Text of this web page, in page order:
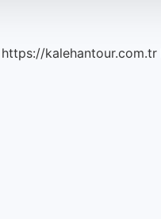
https://kalehantour.com.tr